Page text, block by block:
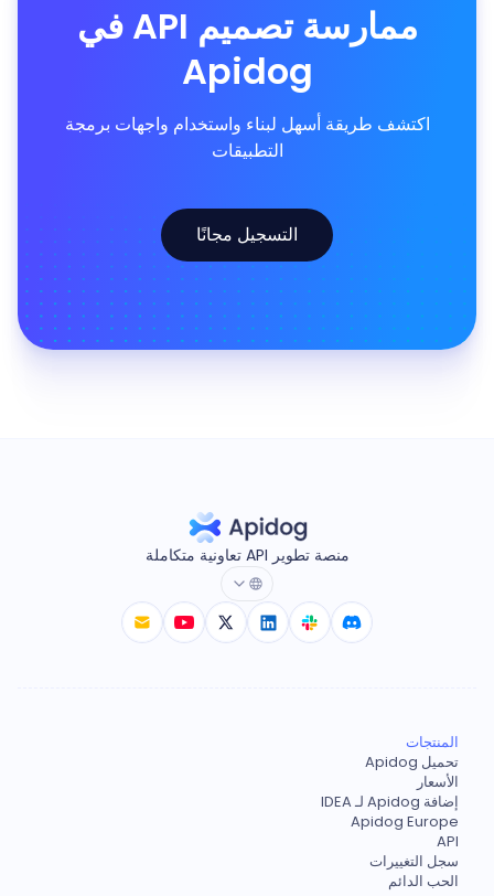
ممارسة تصميم API في
Apidog
اكتشف طريقة أسهل لبناء واستخدام واجهات برمجة
التطبيقات
التسجيل مجانًا
منصة تطوير API تعاونية متكاملة
المنتجات
تحميل Apidog
الأسعار
إضافة Apidog لـ IDEA
Apidog Europe
API
سجل التغييرات
الحب الدائم